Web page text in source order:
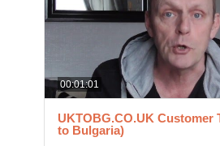
00:01:01
UKTOBG.CO.UK Customer
to Bulgaria)